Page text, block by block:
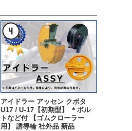
アイドラー アッセン クボタ
U17 / U-17【初期型】 ＊ボル
トなど付 【ゴムクローラー
用】 誘導輪 社外品 新品